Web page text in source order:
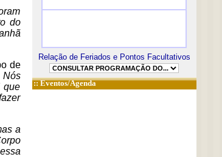
do
de
Nós
que
a
Relação de Feriados e Pontos Facultativos
::Eventos/Agenda